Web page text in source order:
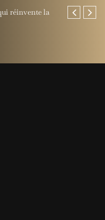
réinvente la
Fête des